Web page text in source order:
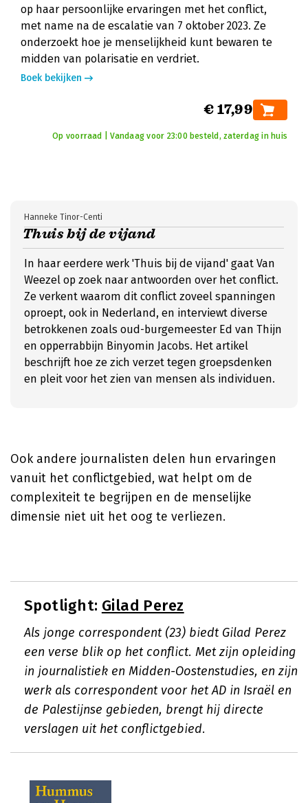
op haar persoonlijke ervaringen met het conflict,
met name na de escalatie van 7 oktober 2023. Ze
onderzoekt hoe je menselijkheid kunt bewaren te
midden van polarisatie en verdriet.
Boek bekijken
€ 17,99
Op voorraad | Vandaag voor 23:00 besteld, zaterdag in huis
Thuis bij de vijand
Hanneke Tinor-Centi
In haar eerdere werk 'Thuis bij de vijand' gaat Van
Weezel op zoek naar antwoorden over het conflict.
Ze verkent waarom dit conflict zoveel spanningen
oproept, ook in Nederland, en interviewt diverse
betrokkenen zoals oud-burgemeester Ed van Thijn
en opperrabbijn Binyomin Jacobs. Het artikel
beschrijft hoe ze zich verzet tegen groepsdenken
en pleit voor het zien van mensen als individuen.
Ook andere journalisten delen hun ervaringen
vanuit het conflictgebied, wat helpt om de
complexiteit te begrijpen en de menselijke
dimensie niet uit het oog te verliezen.
Spotlight: Gilad Perez
Als jonge correspondent (23) biedt Gilad Perez
een verse blik op het conflict. Met zijn opleiding
in journalistiek en Midden-Oostenstudies, en zijn
werk als correspondent voor het AD in Israël en
de Palestijnse gebieden, brengt hij directe
verslagen uit het conflictgebied.